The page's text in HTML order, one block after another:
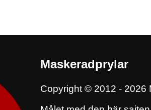
Maskeradprylar
Copyright © 2012 - 2026